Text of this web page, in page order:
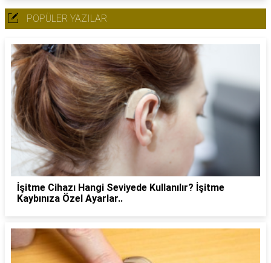
POPÜLER YAZILAR
İşitme Cihazı Hangi Seviyede Kullanılır? İşitme
Kaybınıza Özel Ayarlar..